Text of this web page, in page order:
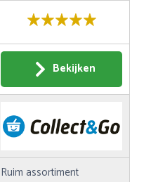
Bekijken
Ruim assortiment